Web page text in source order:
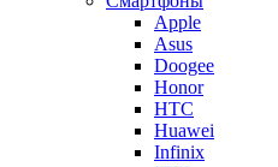
Apple
Asus
Doogee
Honor
HTC
Huawei
Infinix